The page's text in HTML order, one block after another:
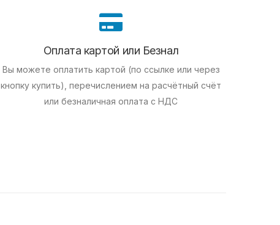
Оплата картой или Безнал
Вы можете оплатить картой (по ссылке или через
кнопку купить), перечислением на расчётный счёт
или безналичная оплата с НДС